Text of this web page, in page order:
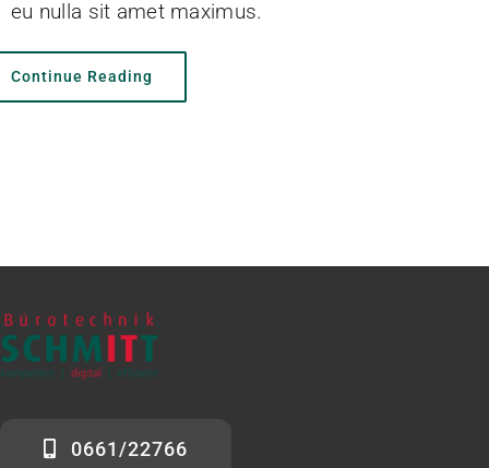
eu nulla sit amet maximus.
Continue Reading
0661/22766